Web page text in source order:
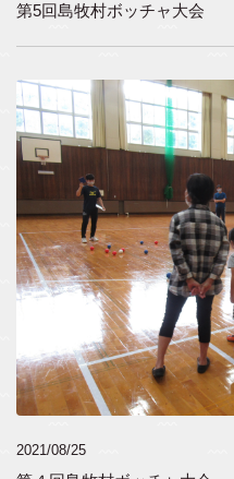
第5回島牧村ボッチャ大会
2021/08/25